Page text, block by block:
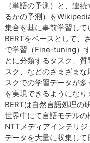
（単語の予測）と、連
るかの予測）を
集合を基に事前学習し
BERTをベースとして、
で学習（Fine-tuning）
とに分類するタスク、
スク、などのさまざま
スクでの学習データが
を実現できるようになり
BERTは自然言語処理の
世界中にて言語モデルの
NTTメディアインテリ
データを大量に収集して